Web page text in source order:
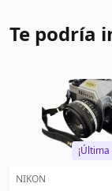
Te podría
NIKON